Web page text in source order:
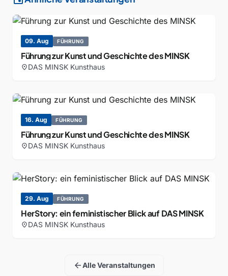
09. Aug FÜHRUNG
Führung zur Kunst und Geschichte des MINSK
location_onDAS MINSK Kunsthaus
16. Aug FÜHRUNG
Führung zur Kunst und Geschichte des MINSK
location_onDAS MINSK Kunsthaus
29. Aug FÜHRUNG
HerStory: ein feministischer Blick auf DAS MINSK
location_onDAS MINSK Kunsthaus
arrow_backAlle Veranstaltungen